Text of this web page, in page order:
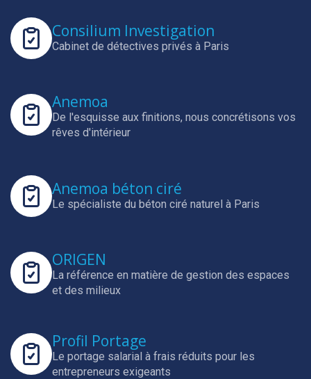
Consilium Investigation
Cabinet de détectives privés à Paris
Anemoa
De l'esquisse aux finitions, nous concrétisons vos
rêves d'intérieur
Anemoa béton ciré
Le spécialiste du béton ciré naturel à Paris
ORIGEN
La référence en matière de gestion des espaces
et des milieux
Profil Portage
Le portage salarial à frais réduits pour les
entrepreneurs exigeants